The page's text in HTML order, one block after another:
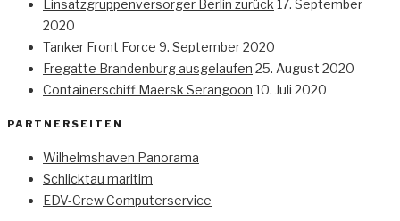
Einsatzgruppenversorger Berlin zurück 17. September
2020
Tanker Front Force 9. September 2020
Fregatte Brandenburg ausgelaufen 25. August 2020
Containerschiff Maersk Serangoon 10. Juli 2020
PARTNERSEITEN
Wilhelmshaven Panorama
Schlicktau maritim
EDV-Crew Computerservice